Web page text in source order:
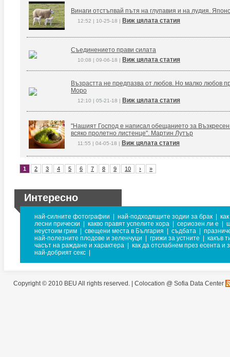
Винаги отстъпвай пътя на глупавия и на лудия.
12:52 | 10-25-18 | Виж цялата статия
Съединението прави силата
10:08 | 09-06-18 | Виж цялата статия
Възрастта не предпазва от любов. Но малко любов
Моро
12:10 | 05-21-18 | Виж цялата статия
"Нашият Господ е написал обещанието за
всяко пролетно листенце". Мартин Лутър
11:55 | 04-05-18 | Виж цялата статия
1 2 3 4 5 6 7 8 9 10 › »
Интересно
най-силните фотографии най-подходящите зодии за брак
лесни прически
какво правят успелите хора сериозен ли е
неустоим грим
свещени места в България съдбата
най-полезните плодове и зеленчуци
грижи за устните
какъв
часът на раждане и характера
как да отслабнем през есента и
най-добрият секс
Copyright © 2010 BEU All rights reserved. | Colocation @ Sofia Data Center